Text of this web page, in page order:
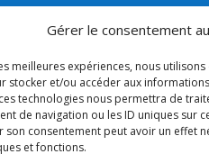
Gérer le consentement
meilleures expériences, nous
stocker et/ou accéder aux
technologies nous permettra de
de navigation ou les ID uniques sur
son consentement peut avoir un effet
et fonctions.